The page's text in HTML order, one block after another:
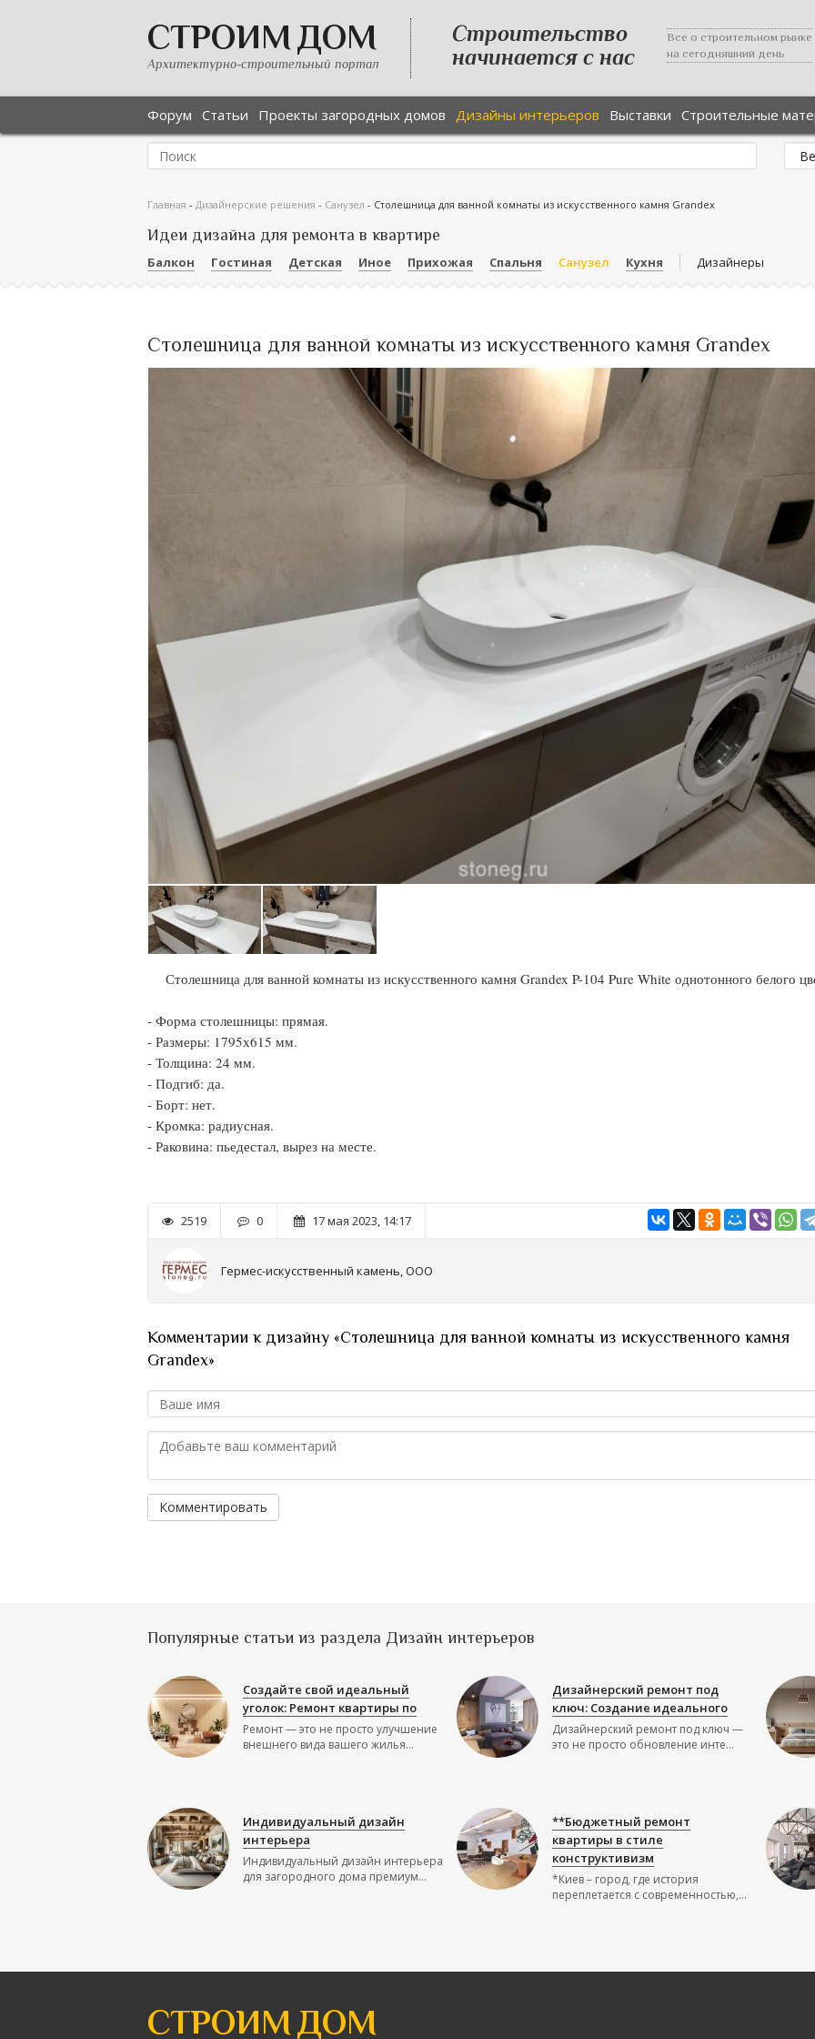
СТРОИМ ДОМ
Архитектурно-строительный портал
Строительство
начинается с нас
Все о строительном рынке
на сегодняшний день
Форум Статьи Проекты загородных домов Дизайны интерьеров Выставки Строительные
Главная - Дизайнерские решения - Санузел - Столешница для ванной комнаты из искусственного камня Grandex
Идеи дизайна для ремонта в квартире
Балкон Гостиная Детская Иное Прихожая Спальня Санузел Кухня Дизайнеры
Столешница для ванной комнаты из искусственного камня Grandex
Столешница для ванной комнаты из искусственного камня Grandex P-104 Pure White однотонного белого
- Форма столешницы: прямая.
- Размеры: 1795х615 мм.
- Толщина: 24 мм.
- Подгиб: да.
- Борт: нет.
- Кромка: радиусная.
- Раковина: пьедестал, вырез на месте.
2519 0 17 мая 2023, 14:17
Гермес-искусственный камень, ООО
Комментарии к дизайну «Столешница для ванной комнаты из искусственного камня
Grandex»
Комментировать
Популярные статьи из раздела Дизайн интерьеров
Создайте свой идеальный
уголок: Ремонт квартиры по
Ремонт — это не просто улучшение
внешнего вида вашего жилья...
Дизайнерский ремонт под
ключ: Создание идеального
Дизайнерский ремонт под ключ —
это не просто обновление инте...
Индивидуальный дизайн
интерьера
Индивидуальный дизайн интерьера
для загородного дома премиум...
**Бюджетный ремонт
квартиры в стиле
конструктивизм
*Киев – город, где история
переплетается с современностью,...
СТРОИМ ДОМ